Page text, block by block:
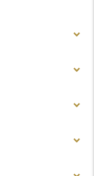
firent le
leurs péchés.
Maurice
à St